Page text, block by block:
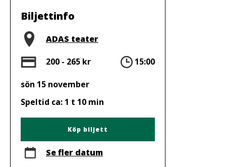
Arrangörer
Kontakta oss
Om oss
Biljettinfo
Plats
ADAS teater
Pris
200 - 265 kr Tid
15:00
sön 15 november
Speltid ca: 1 t 10 min
Köp biljett
Se fler datum